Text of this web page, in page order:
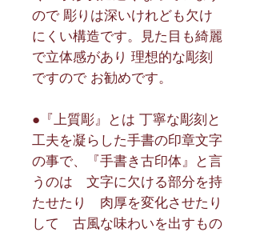
ので 彫りは深いけれども欠け
にくい構造です。見た目も綺麗
で立体感があり 理想的な彫刻
ですので お勧めです。
●『上質彫』とは 丁寧な彫刻と
工夫を凝らした手書の印章文字
の事で、『手書き古印体』と言
うのは　文字に欠ける部分を持
たせたり　肉厚を変化させたり
して　古風な味わいを出すもの